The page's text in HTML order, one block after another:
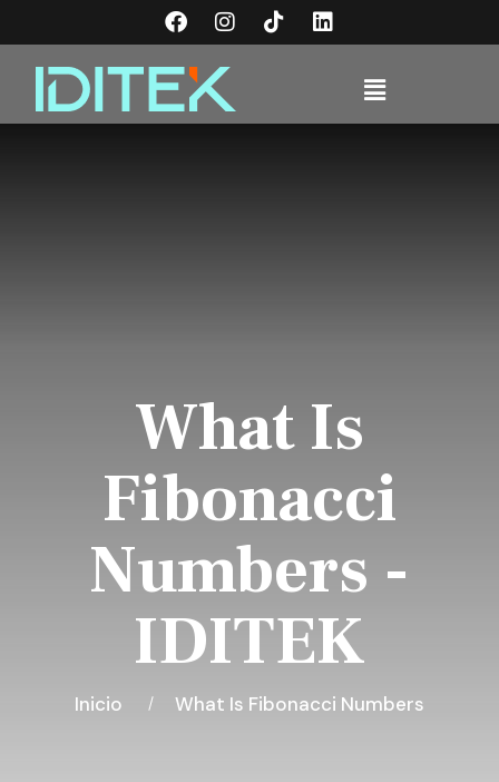
What Is
Fibonacci
Numbers -
IDITEK
Inicio What Is Fibonacci Numbers